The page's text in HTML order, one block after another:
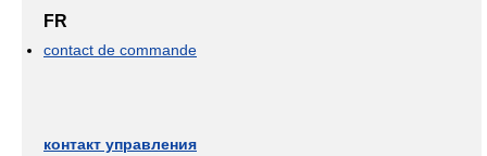
FR
contact de commande
контакт управления